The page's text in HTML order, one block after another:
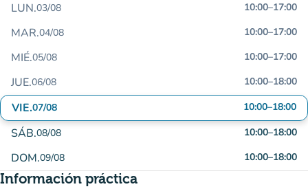
LUN.03/08 10:00–17:00
MAR.04/08 10:00–17:00
MIÉ.05/08 10:00–17:00
JUE.06/08 10:00–18:00
VIE.07/08 10:00–18:00
SÁB.08/08 10:00–18:00
DOM.09/08 10:00–18:00
Información práctica